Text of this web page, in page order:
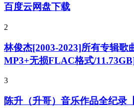
百度云网盘下载
2
林俊杰[2003-2023]所有专辑歌
MP3+无损FLAC格式/
3
陈升（升哥）音乐作品全纪录